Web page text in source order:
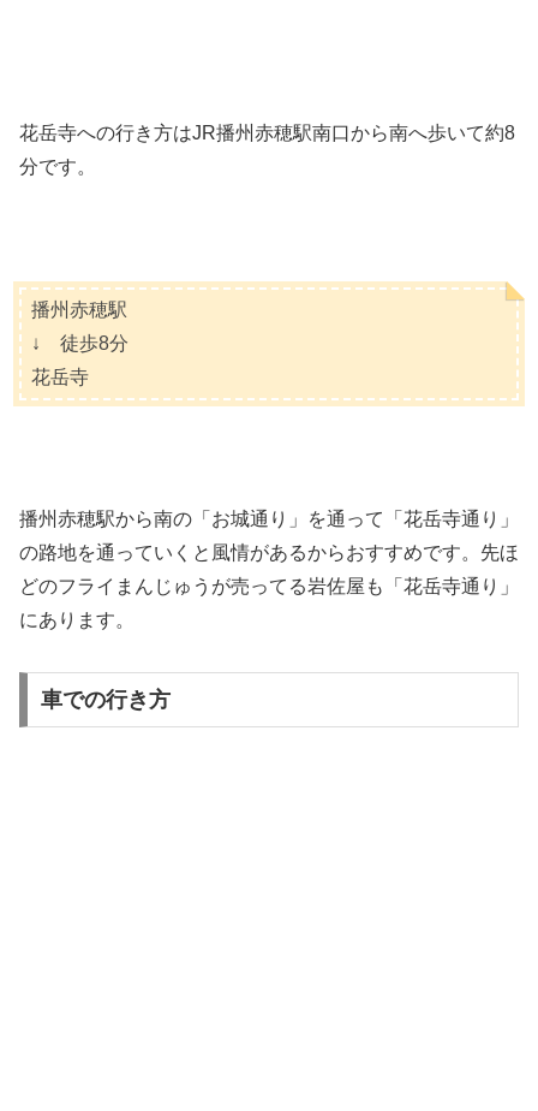
花岳寺への行き方はJR播州赤穂駅南口から南へ歩いて約8
分です。
播州赤穂駅
↓ 徒歩8分
花岳寺
播州赤穂駅から南の「お城通り」を通って「花岳寺通り」
の路地を通っていくと風情があるからおすすめです。先ほ
どのフライまんじゅうが売ってる岩佐屋も「花岳寺通り」
にあります。
車での行き方